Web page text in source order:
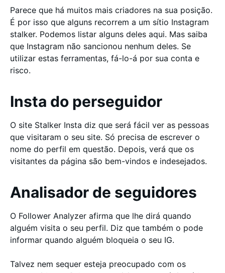
Parece que há muitos mais criadores na sua posição.
É por isso que alguns recorrem a um sítio Instagram
stalker. Podemos listar alguns deles aqui. Mas saiba
que Instagram não sancionou nenhum deles. Se
utilizar estas ferramentas, fá-lo-á por sua conta e
risco.
Insta do perseguidor
O site Stalker Insta diz que será fácil ver as pessoas
que visitaram o seu site. Só precisa de escrever o
nome do perfil em questão. Depois, verá que os
visitantes da página são bem-vindos e indesejados.
Analisador de seguidores
O Follower Analyzer afirma que lhe dirá quando
alguém visita o seu perfil. Diz que também o pode
informar quando alguém bloqueia o seu IG.
Talvez nem sequer esteja preocupado com os